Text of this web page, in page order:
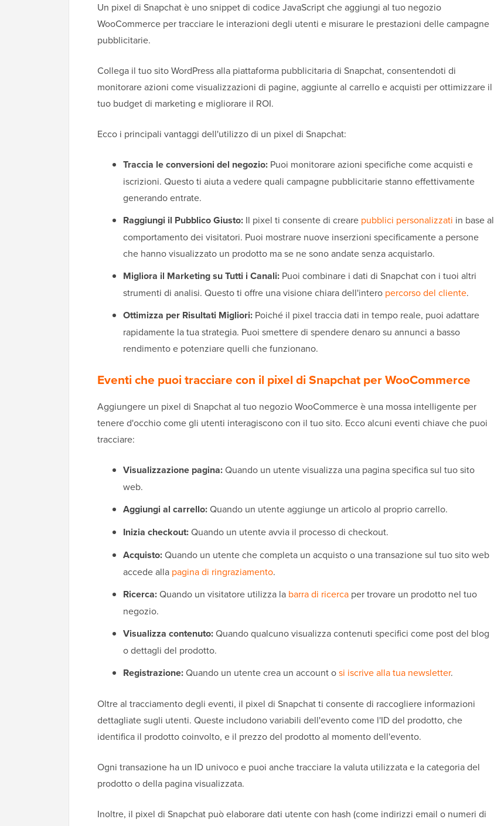
Un pixel di Snapchat è uno snippet di codice JavaScript che aggiungi al tuo negozio
WooCommerce per tracciare le interazioni degli utenti e misurare le prestazioni delle campagne
pubblicitarie.
Collega il tuo sito WordPress alla piattaforma pubblicitaria di Snapchat, consentendoti di
monitorare azioni come visualizzazioni di pagine, aggiunte al carrello e acquisti per ottimizzare il
tuo budget di marketing e migliorare il ROI.
Ecco i principali vantaggi dell'utilizzo di un pixel di Snapchat:
Traccia le conversioni del negozio: Puoi monitorare azioni specifiche come acquisti e
iscrizioni. Questo ti aiuta a vedere quali campagne pubblicitarie stanno effettivamente
generando entrate.
Raggiungi il Pubblico Giusto: Il pixel ti consente di creare pubblici personalizzati in base al
comportamento dei visitatori. Puoi mostrare nuove inserzioni specificamente a persone
che hanno visualizzato un prodotto ma se ne sono andate senza acquistarlo.
Migliora il Marketing su Tutti i Canali: Puoi combinare i dati di Snapchat con i tuoi altri
strumenti di analisi. Questo ti offre una visione chiara dell'intero percorso del cliente.
Ottimizza per Risultati Migliori: Poiché il pixel traccia dati in tempo reale, puoi adattare
rapidamente la tua strategia. Puoi smettere di spendere denaro su annunci a basso
rendimento e potenziare quelli che funzionano.
Eventi che puoi tracciare con il pixel di Snapchat per WooCommerce
Aggiungere un pixel di Snapchat al tuo negozio WooCommerce è una mossa intelligente per
tenere d'occhio come gli utenti interagiscono con il tuo sito. Ecco alcuni eventi chiave che puoi
tracciare:
Visualizzazione pagina:Quando un utente visualizza una pagina specifica sul tuo sito
web.
Aggiungi al carrello:Quando un utente aggiunge un articolo al proprio carrello.
Inizia checkout:Quando un utente avvia il processo di checkout.
Acquisto:Quando un utente che completa un acquisto o una transazione sul tuo sito web
accede alla pagina di ringraziamento.
Ricerca:Quando un visitatore utilizza la barra di ricerca per trovare un prodotto nel tuo
negozio.
Visualizza contenuto:Quando qualcuno visualizza contenuti specifici come post del blog
o dettagli del prodotto.
Registrazione:Quando un utente crea un account osi iscrive alla tua newsletter.
Oltre al tracciamento degli eventi, il pixel di Snapchat ti consente di raccogliere informazioni
dettagliate sugli utenti. Queste includono variabili dell'evento come l'ID del prodotto, che
identifica il prodotto coinvolto, e il prezzo del prodotto al momento dell'evento.
Ogni transazione ha un ID univoco e puoi anche tracciare la valuta utilizzata e la categoria del
prodotto o della pagina visualizzata.
Inoltre, il pixel di Snapchat può elaborare dati utente con hash (come indirizzi email o numeri di